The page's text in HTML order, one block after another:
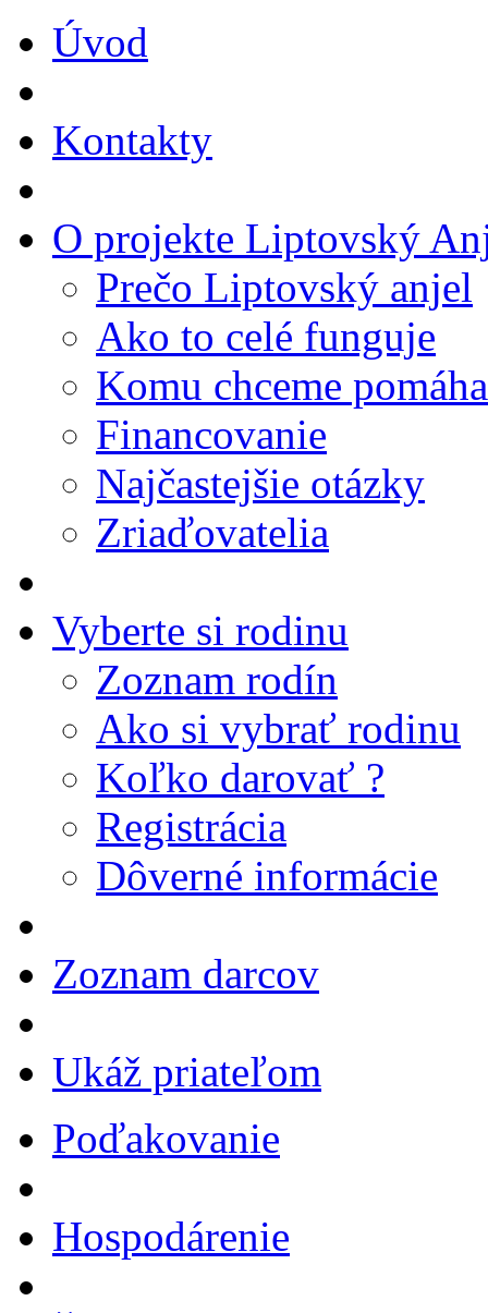
Úvod
Kontakty
O projekte Liptovský
Prečo Liptovský anjel
Ako to celé funguje
Komu chceme
Financovanie
Najčastejšie otázky
Zriaďovatelia
Vyberte si rodinu
Zoznam rodín
Ako si vybrať rodinu
Koľko darovať ?
Registrácia
Dôverné informácie
Zoznam darcov
Ukáž priateľom
Poďakovanie
Hospodárenie